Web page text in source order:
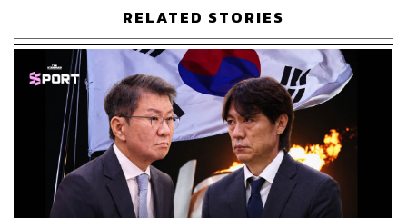
ในอดีต หุ้นกลุ่มซอฟต์แวร์เคยเป็นที่นิยมอย่างมาก แต่เมื่อ AI
เข้ามา โมเดลธุรกิจเดิมเริ่มเผชิญกับความเสี่ยง เนื่องจากนัก
ลงทุนมองว่าเทคโนโลยี AI สามารถลอกเลียนแบบและเข้ามา
ทดแทนซอฟต์แวร์เหล่านั้นได้ง่าย
ในทางกลับกัน การที่ AI จะขยายตัวได้นั้น จำเป็นต้องพึ่งพา
โครงสร้างพื้นฐานเชิงกายภาพแบบใหม่จำนวนมหาศาล เช่น
เหมืองแร่ โครงข่ายไฟฟ้า และระบบทำความเย็น ซึ่งเป็นสิ่งที่
AI ไม่สามารถสร้างขึ้นมาทดแทนได้ในเวลาอันรวดเร็ว
RELATED STORIES